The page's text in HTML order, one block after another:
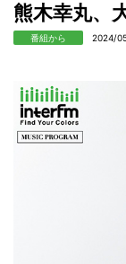
熊木幸丸、
番組から 2024/